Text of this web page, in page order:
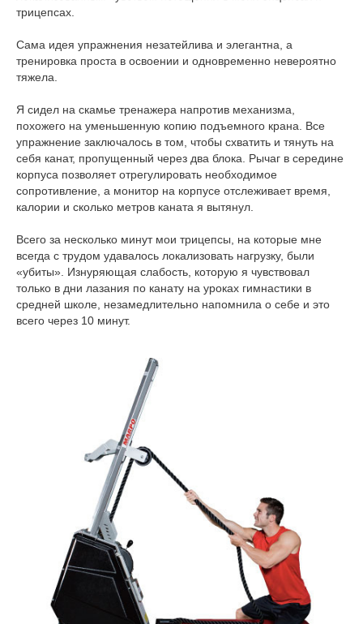
трицепсах.
Сама идея упражнения незатейлива и элегантна, а
тренировка проста в освоении и одновременно невероятно
тяжела.
Я сидел на скамье тренажера напротив механизма,
похожего на уменьшенную копию подъемного крана. Все
упражнение заключалось в том, чтобы схватить и тянуть на
себя канат, пропущенный через два блока. Рычаг в середине
корпуса позволяет отрегулировать необходимое
сопротивление, а монитор на корпусе отслеживает время,
калории и сколько метров каната я вытянул.
Всего за несколько минут мои трицепсы, на которые мне
всегда с трудом удавалось локализовать нагрузку, были
«убиты». Изнуряющая слабость, которую я чувствовал
только в дни лазания по канату на уроках гимнастики в
средней школе, незамедлительно напомнила о себе и это
всего через 10 минут.